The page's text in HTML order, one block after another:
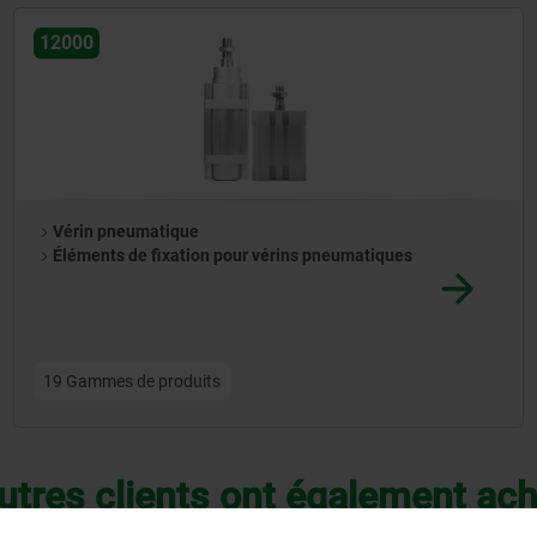
12000
Vérin pneumatique
Éléments de fixation pour vérins pneumatiques
19 Gammes de produits
clients ont également